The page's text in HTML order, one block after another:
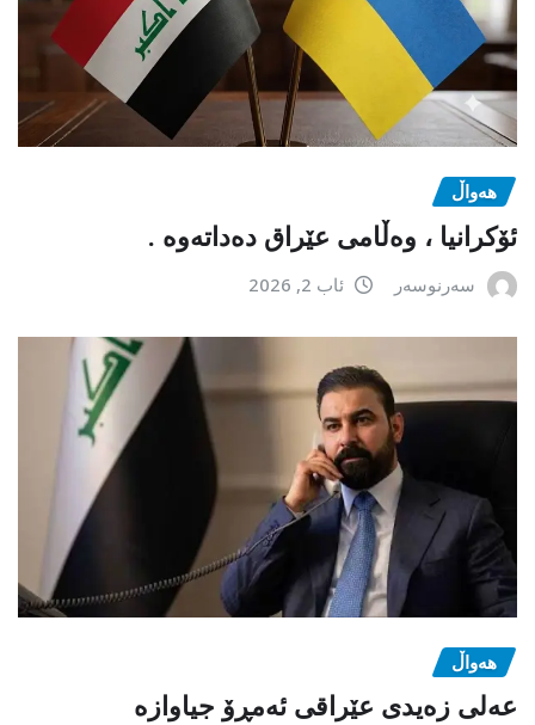
هەواڵ
ئۆکرانیا ، وەڵامی عێراق دەداتەوە .
سەرنوسەر ئاب 2, 2026
هەواڵ
عەلی زەیدی عێراقی ئەمڕۆ جیاوازە